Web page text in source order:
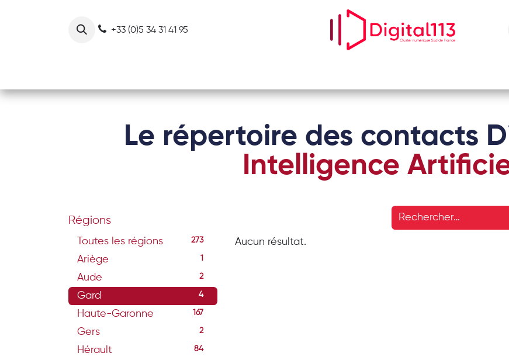
+33 (0)5 34 31 41 95
Le répertoire des contacts
Intelligence
Régions
Toutes les régions 273
Ariège 1
Aude 2
Gard 4
Haute-Garonne 167
Gers 2
Hérault 84
Aucun résultat.